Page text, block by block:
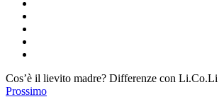
Cos’è il lievito madre? Differenze con
Prossimo